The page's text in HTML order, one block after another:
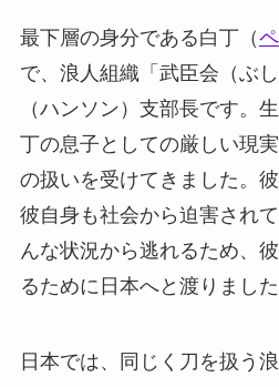
最下層の身分である白丁（
で、浪人組織「武臣会（ぶ
（ハンソン）支部長です。
丁の息子としての厳しい現
の扱いを受けてきました。
彼自身も社会から迫害され
んな状況から逃れるため、
るために日本へと渡りました
日本では、同じく刀を扱う